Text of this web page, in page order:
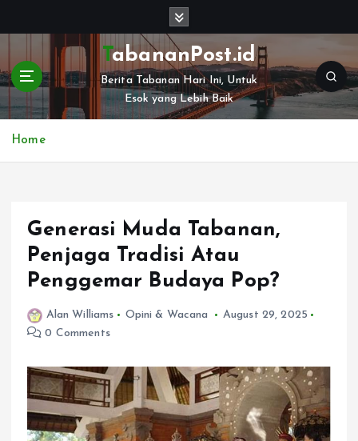
t
c
TabananPost.id
Berita Tabanan Hari Ini, Untuk
Esok yang Lebih Baik
Home
Generasi Muda Tabanan,
Penjaga Tradisi Atau
Penggemar Budaya Pop?
Alan Williams Opini & Wacana
August 29, 2025
0 Comments